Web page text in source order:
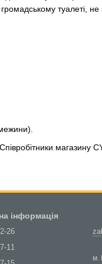
туалеті,
магазину
інформація
26
11
м.